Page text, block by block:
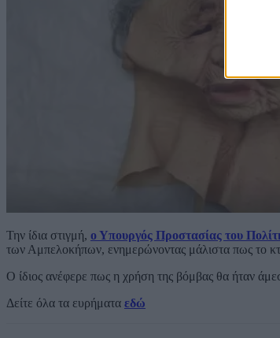
Την ίδια στιγμή, ο Υπουργός Προστασίας του
των Αμπελοκήπων, ενημερώνοντας μάλιστα πως το
Ο ίδιος ανέφερε πως η χρήση της βόμβας θα ήταν
Δείτε όλα τα ευρήματα εδώ